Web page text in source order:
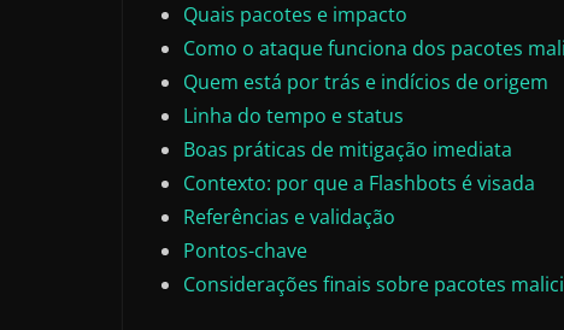
Quais pacotes e impacto
Como o ataque funciona dos pacotes
Quem está por trás e indícios de origem
Linha do tempo e status
Boas práticas de mitigação imediata
Contexto: por que a Flashbots é visada
Referências e validação
Pontos-chave
Considerações finais sobre pacotes